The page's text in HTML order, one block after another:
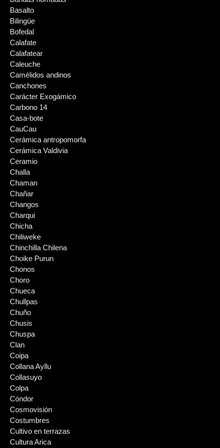
Basalto
Bilingüe
Bofedal
Calafate
Calafatear
Caleuche
Camélidos andinos
Canchones
Carácter Exogámico
Carbono 14
Casa-bote
CauCau
Cerámica antropomorfa
Cerámica Valdivia
Ceramio
Challa
Chaman
Chañar
Changos
Charqui
Chicha
Chiliweke
Chinchilla Chilena
Choike Purun
Chonos
Choro
Chueca
Chullpas
Chuño
Chusis
Chuspa
Clan
Coipa
Collana Ayllu
Collasuyo
Colpa
Cóndor
Cosmovisión
Costumbres
Cultivo en terrazas
Cultura Arica